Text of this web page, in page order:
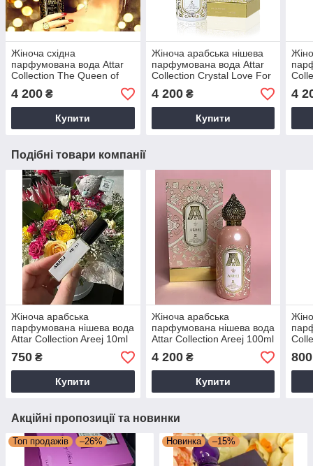
Жіноча східна
парфумована вода Attar
Collection The Queen of
Sheba 100ml
4 200 ₴
Купити
Жіноча арабська нішева
парфумована вода Attar
Collection Crystal Love For
Her 100ml
4 200₴
Купити
4
Подібні товари компанії
Жіноча арабська
парфумована нішева вода
Attar Collection Areej 10ml
750 ₴
Купити
Жіноча арабська
парфумована нішева вода
Attar Collection Areej 100ml
4 200₴
Купити
800
Акційні пропозиції та новинки
Топ продажів –26% Новинка –15%